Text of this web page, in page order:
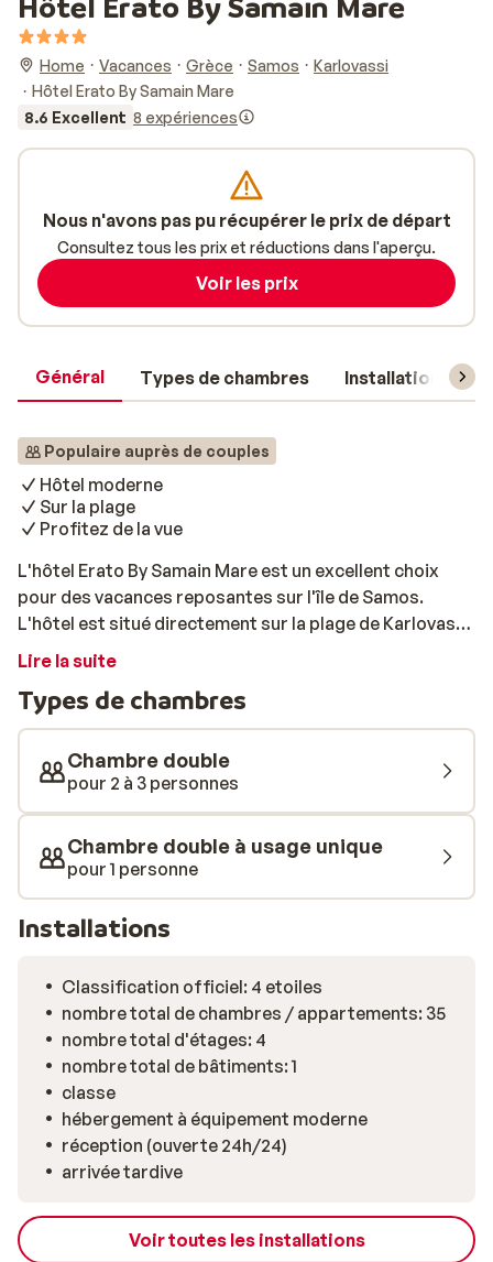
Home Vacances Grèce Samos
Karlovassi
Hôtel Erato By Samain Mare
8.6 Excellent 8 expériences
Général Types de chambres Installations
Populaire auprès de couples
Hôtel moderne
Sur la plage
Profitez de la vue
L'hôtel Erato By Samain Mare est un excellent choix
pour des vacances reposantes sur l'île de Samos.
L'hôtel est situé directement sur la plage de Karlovassi,
l'une des plus belles de l'île. Les chambres sont
climatisation et d'une salle de bain privée.
L'établissement dispose d'une piscine avec une
terrasse bien exposée, d'un bar et d'un restaurant.
Dans les environs, vous trouverez de nombreuses
options de shopping, de restauration et de loisir.
Lire la suite
Types de chambres
Chambre double
pour 2 à 3 personnes
Chambre double à usage unique
pour 1 personne
Installations
Classification officiel: 4 etoiles
nombre total de chambres / appartements: 35
nombre total d'étages: 4
nombre total de bâtiments: 1
classe
hébergement à équipement moderne
réception (ouverte 24h/24)
arrivée tardive
Voir toutes les installations
Nous n'avons pas pu récupérer le prix de départ
Consultez tous les prix et réductions dans l'aperçu.
Voir les prix